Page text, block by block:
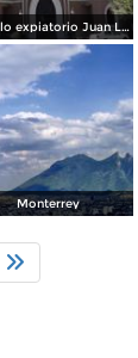
Templo expiatorio Juan Luis Gonzaga
Monterrey